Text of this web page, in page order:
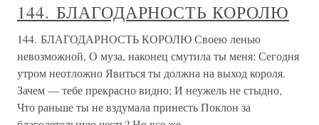
144. БЛАГОДАРНОСТЬ КОРОЛЮ
144. БЛАГОДАРНОСТЬ КОРОЛЮ Своею ленью
невозможной, О муза, наконец смутила ты меня: Сегодня
утром неотложно Явиться ты должна на выход короля.
Зачем — тебе прекрасно видно; И неужель не стыдно,
Что раньше ты не вздумала принесть Поклон за